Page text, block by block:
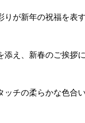
が新年の祝福を表
え、新春のご挨拶
チの柔らかな色合